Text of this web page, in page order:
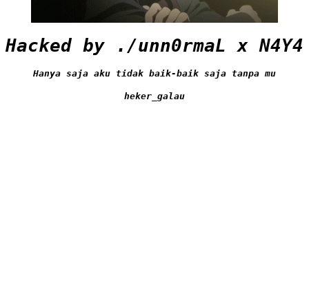
Hacked by ./unn0rmaL x N4Y4
Hanya saja aku tidak baik-baik saja tanpa mu
heker_galau